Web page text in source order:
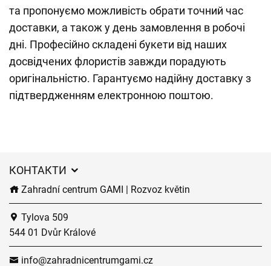
та пропонуємо можливість обрати точний час
доставки, а також у день замовлення в робочі
дні. Професійно складені букети від наших
досвідчених флористів завжди порадують
оригінальністю. Гарантуємо надійну доставку з
підтвердженням електронною поштою.
КОНТАКТИ
Zahradní centrum GAMI | Rozvoz květin
Tylova 509
544 01 Dvůr Králové
info@zahradnicentrumgami.cz